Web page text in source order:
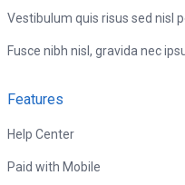
Vestibulum quis risus sed nisl
Fusce nibh nisl, gravida nec
Features
Help Center
Paid with Mobile